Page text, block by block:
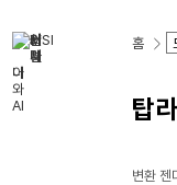
홈
탑
변환 젠